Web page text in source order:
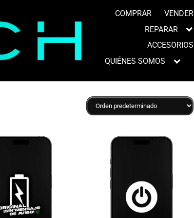
COMPRAR
VENDER
REPARAR
ACCESORIOS
QUIÉNES SOMOS